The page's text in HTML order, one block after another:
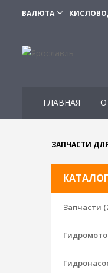
ВАЛЮТА
ГЛАВНАЯ
ЗАПЧАСТИ
Запчасти